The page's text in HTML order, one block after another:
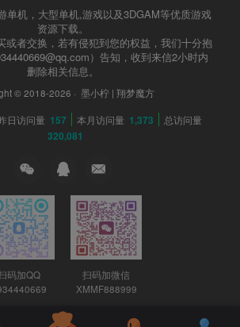
单机，大型单机,游戏以及3DGAM等优质游戏
资源下载。
或者交换，若有侵犯到您的权益，我们十分抱
）告知，收到来信2小时内
删除相关信息。
© 2018-2026 · 墨小柠 | 翔梦魔方
日访问量 157 本月访问量 1,373 总访问量
320,081
码加QQ
扫码加微信
XMMF888999